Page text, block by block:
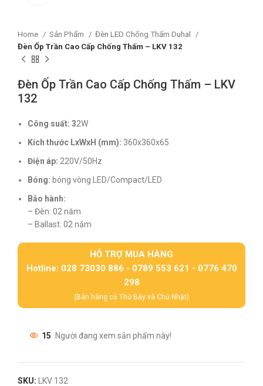
Home Sản Phẩm
Đèn LED Chống Thấm Duhal
Đèn Ốp Trần Cao Cấp Chống Thấm – LKV 132
Đèn Ốp Trần Cao Cấp Chống Thấm – LKV
132
Công suất: 32W
Kích thước LxWxH (mm): 360x360x65
Điện áp: 220V/50Hz
Bóng: bóng vòng LED/Compact/LED
Bảo hành:
– Đèn: 02 năm
– Ballast: 02 năm
HỖ TRỢ MUA HÀNG
Hotline: 028 73030 886 - 0789 553 621 - 0776 470
298
(Bán hàng cả Thứ Bảy và Chủ Nhật)
15 Người đang xem sản phẩm này!
SKU:
LKV 132